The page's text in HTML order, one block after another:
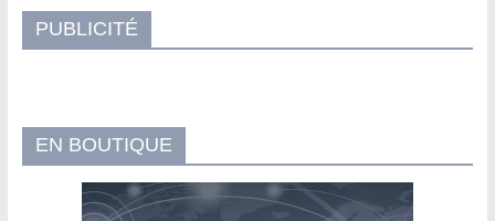
PUBLICITÉ
EN BOUTIQUE